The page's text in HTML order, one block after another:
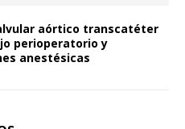
aórtico transcatéter
perioperatorio y
anestésicas